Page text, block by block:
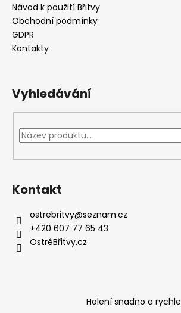
Návod k použití Břitvy
Obchodní podmínky
GDPR
Kontakty
Vyhledávání
Kontakt
ostrebritvy@seznam.cz
+420 607 77 65 43
OstréBřitvy.cz
Holení snadno a rychle